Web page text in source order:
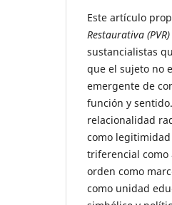
Este artículo
Restaurativa (PVR)
sustancialistas
que el sujeto no
emergente de
función y
relacionalidad
como
triferencial
orden como
como unidad